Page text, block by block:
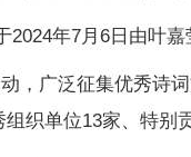
2024年7月 6 日由叶
，广泛征集优秀诗
组织单位13家、特别